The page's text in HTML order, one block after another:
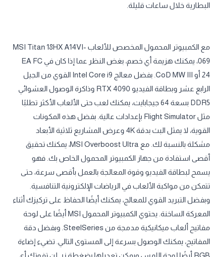
البطارية خلال ساعات قليلة.
مع الكمبيوتر المحمول المخصص للألعاب MSI Titan 18HX A14VI-
069، يمكنك هزيمة أي خصم، بغض النظر عما إذا كان في EA FC
24 أو CoD MW III. بفضل معالج Intel Core i9 القوي من الجيل
الرابع عشر وبطاقة الفيديو RTX 4090 وذاكرة الوصول العشوائي
DDR5 بسعة 64 جيجابايت، يمكنك لعب حتى الألعاب الأكثر تطلبًا
مثل Flight Simulator بإعدادات عالية. بفضل هذه المكونات
القوية، لا يمثل البث بدقة 4K وعرض المشاريع ثلاثية الأبعاد
مشكلة بالنسبة لك. مع MSI Overboost Ultra، يمكنك تحقيق
أقصى استفادة من جهاز الكمبيوتر المحمول الخاص بك. فهو
يسمح لبطاقة الفيديو وقوة المعالجة بالعمل بأقصى سرعة، حتى
تتمكن من مواكبة الألعاب في الرياضات الإلكترونية التنافسية.
وبفضل التبريد القوي للمعالج، يمكنك أيضًا الحفاظ على تركيزك أثناء
المعركة الساخنة. يحتوي الكمبيوتر المحمول MSI أيضًا على لوحة
مفاتيح ألعاب ميكانيكية مدمجة من SteelSeries. وبفضل دقة
المفاتيح، يمكنك الوصول بسرعة إلى المستوى التالي. تضيء إضاءة
RGB أيضًا لوحة اللمس ويمكن تعديلها بضغطة زر. لن تفوتك أي